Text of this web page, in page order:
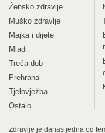
Žensko zdravlje
Muško zdravlje
Majka i dijete
Mladi
Treća dob
Prehrana
Tjelovježba
Ostalo
Zdravlje je danas jedna od